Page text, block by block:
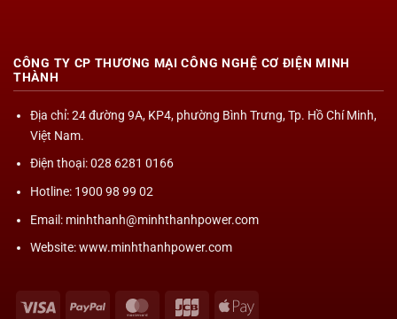
CÔNG TY CP THƯƠNG MẠI CÔNG NGHỆ CƠ ĐIỆN MINH
THÀNH
Địa chỉ: 24 đường 9A, KP4, phường Bình Trưng, Tp. Hồ Chí Minh,
Việt Nam.
Điện thoại: 028 6281 0166
Hotline: 1900 98 99 02
Email: minhthanh@minhthanhpower.com
Website: www.minhthanhpower.com
Visa PayPal MasterCard
JCB
Apple